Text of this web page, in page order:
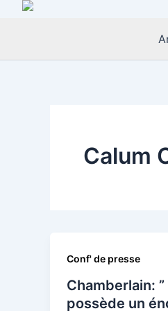
Aller
Calum
Conf' de presse
Chamberlain:
possède un